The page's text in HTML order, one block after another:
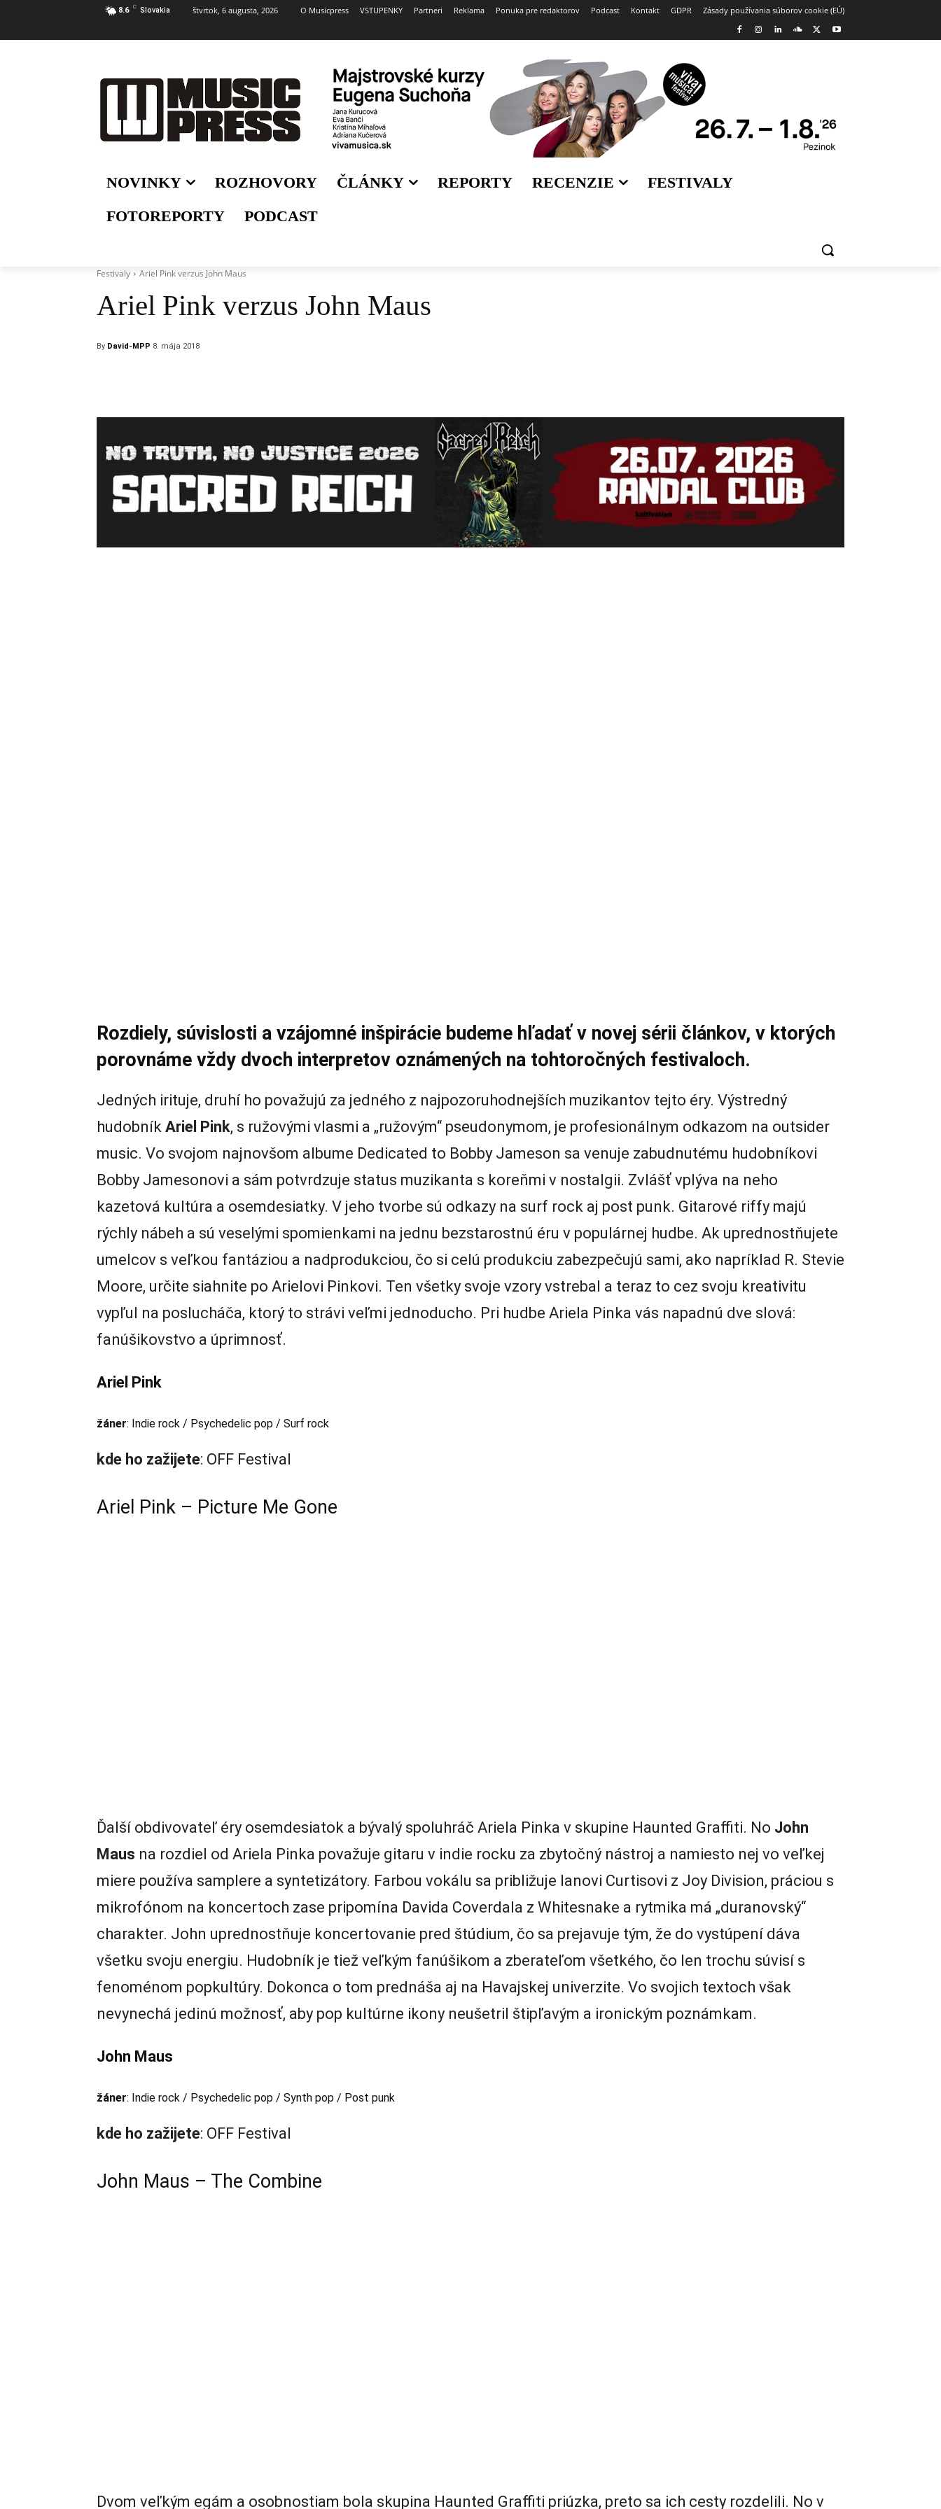
8.6 C Slovakia štvrtok, 6 augusta, 2026 O Musicpress VSTUPENKY Partneri Reklama Ponuka pre redaktorov Podcast Kontakt GDPR Zásady používania súborov cookie (EÚ)
NOVINKY ROZHOVORY ČLÁNKY REPORTY RECENZIE
FESTIVALY
FOTOREPORTY
PODCAST
Festivaly Ariel Pink verzus John Maus
Ariel Pink verzus John Maus
By David-MPP 8. mája 2018
Rozdiely, súvislosti a vzájomné inšpirácie budeme hľadať v novej sérii článkov, v ktorých
porovnáme vždy dvoch interpretov oznámených na tohtoročných festivaloch.
Jedných irituje, druhí ho považujú za jedného z najpozoruhodnejších muzikantov tejto éry. Výstredný
hudobník Ariel Pink, s ružovými vlasmi a „ružovým“ pseudonymom, je profesionálnym odkazom na outsider
music. Vo svojom najnovšom albume Dedicated to Bobby Jameson sa venuje zabudnutému hudobníkovi
Bobby Jamesonovi a sám potvrdzuje status muzikanta s koreňmi v nostalgii. Zvlášť vplýva na neho
kazetová kultúra a osemdesiatky. V jeho tvorbe sú odkazy na surf rock aj post punk. Gitarové riffy majú
rýchly nábeh a sú veselými spomienkami na jednu bezstarostnú éru v populárnej hudbe. Ak uprednostňujete
umelcov s veľkou fantáziou a nadprodukciou, čo si celú produkciu zabezpečujú sami, ako napríklad R. Stevie
Moore, určite siahnite po Arielovi Pinkovi. Ten všetky svoje vzory vstrebal a teraz to cez svoju kreativitu
vypľul na poslucháča, ktorý to strávi veľmi jednoducho. Pri hudbe Ariela Pinka vás napadnú dve slová:
fanúšikovstvo a úprimnosť.
Ariel Pink
žáner: Indie rock / Psychedelic pop / Surf rock
kde ho zažijete: OFF Festival
Ariel Pink – Picture Me Gone
Ďalší obdivovateľ éry osemdesiatok a bývalý spoluhráč Ariela Pinka v skupine Haunted Graffiti. No John
Maus na rozdiel od Ariela Pinka považuje gitaru v indie rocku za zbytočný nástroj a namiesto nej vo veľkej
miere používa samplere a syntetizátory. Farbou vokálu sa približuje Ianovi Curtisovi z Joy Division, práciou s
mikrofónom na koncertoch zase pripomína Davida Coverdala z Whitesnake a rytmika má „duranovský“
charakter. John uprednostňuje koncertovanie pred štúdium, čo sa prejavuje tým, že do vystúpení dáva
všetku svoju energiu. Hudobník je tiež veľkým fanúšikom a zberateľom všetkého, čo len trochu súvisí s
fenoménom popkultúry. Dokonca o tom prednáša aj na Havajskej univerzite. Vo svojich textoch však
nevynechá jedinú možnosť, aby pop kultúrne ikony neušetril štipľavým a ironickým poznámkam.
John Maus
žáner: Indie rock / Psychedelic pop / Synth pop / Post punk
kde ho zažijete: OFF Festival
John Maus – The Combine
Dvom veľkým egám a osobnostiam bola skupina Haunted Graffiti priúzka, preto sa ich cesty rozdelili. No v